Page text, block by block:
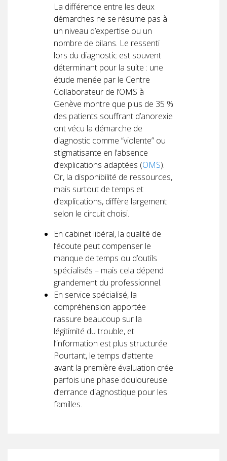
La différence entre les deux
démarches ne se résume pas à
un niveau d’expertise ou un
nombre de bilans. Le ressenti
lors du diagnostic est souvent
déterminant pour la suite : une
étude menée par le Centre
Collaborateur de l’OMS à
Genève montre que plus de 35 %
des patients souffrant d’anorexie
ont vécu la démarche de
diagnostic comme “violente” ou
stigmatisante en l’absence
d’explications adaptées (OMS).
Or, la disponibilité de ressources,
mais surtout de temps et
d’explications, diffère largement
selon le circuit choisi.
En cabinet libéral, la qualité de
l’écoute peut compenser le
manque de temps ou d’outils
spécialisés – mais cela dépend
grandement du professionnel.
En service spécialisé, la
compréhension apportée
rassure beaucoup sur la
légitimité du trouble, et
l’information est plus structurée.
Pourtant, le temps d’attente
avant la première évaluation crée
parfois une phase douloureuse
d’errance diagnostique pour les
familles.